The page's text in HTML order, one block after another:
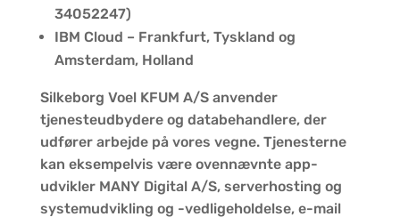
34052247)
IBM Cloud – Frankfurt, Tyskland og
Amsterdam, Holland
Silkeborg Voel KFUM A/S anvender
tjenesteudbydere og databehandlere, der
udfører arbejde på vores vegne. Tjenesterne
kan eksempelvis være ovennævnte app-
udvikler MANY Digital A/S, serverhosting og
systemudvikling og -vedligeholdelse, e-mail